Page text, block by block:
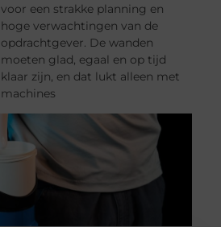
voor een strakke planning en
hoge verwachtingen van de
opdrachtgever. De wanden
moeten glad, egaal en op tijd
klaar zijn, en dat lukt alleen met
machines